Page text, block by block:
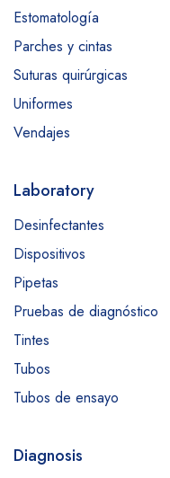
Estomatología
Parches y cintas
Suturas quirúrgicas
Uniformes
Vendajes
Laboratory
Desinfectantes
Dispositivos
Pipetas
Pruebas de diagnóstico
Tintes
Tubos
Tubos de ensayo
Diagnosis